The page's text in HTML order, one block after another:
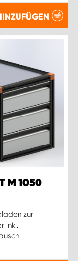
M 1050
zur
inkl.